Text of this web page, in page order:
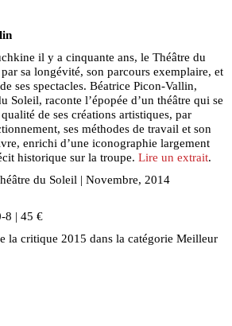
il y a cinquante ans, le Théâtre du
sa longévité, son parcours exemplaire, et
ses spectacles. Béatrice Picon-Vallin,
Soleil, raconte l’épopée d’un théâtre qui se
de ses créations artistiques, par
ses méthodes de travail et son
enrichi d’une iconographie largement
historique sur la troupe. Lire un extrait.
du Soleil | Novembre, 2014
8 | 45 €
la critique 2015 dans la catégorie Meilleur